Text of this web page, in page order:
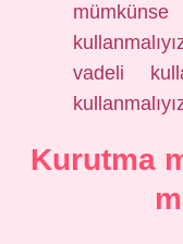
vadeli
Kurutma